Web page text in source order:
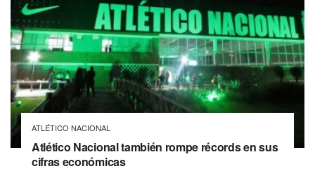
ATLÉTICO NACIONAL
Atlético Nacional también rompe récords en sus
cifras económicas